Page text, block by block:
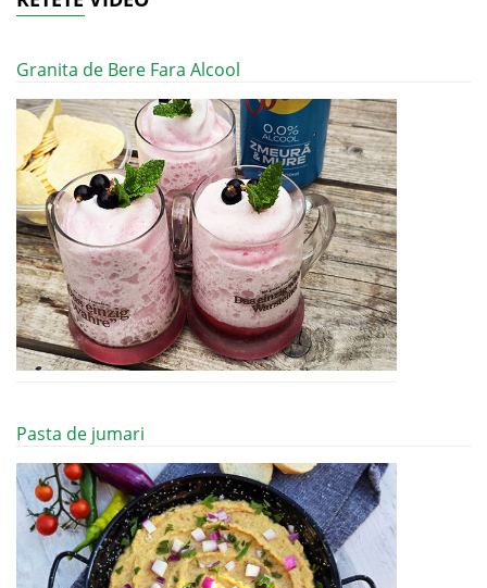
Granita de Bere Fara Alcool
Pasta de jumari